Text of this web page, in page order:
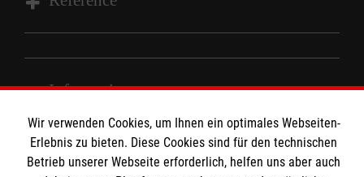
Wir Malteser
Angebote und Leistungen
Unsere Kurse
Informationen
Kontakt
Wir verwenden Cookies, um Ihnen ein optimales Webseiten-
Erlebnis zu bieten. Diese Cookies sind für den technischen
Betrieb unserer Webseite erforderlich, helfen uns aber auch